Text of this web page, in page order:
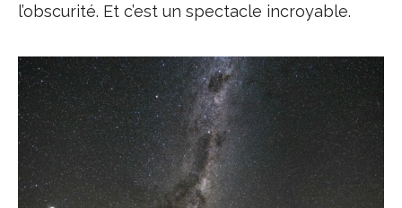
l’obscurité. Et c’est un spectacle incroyable.